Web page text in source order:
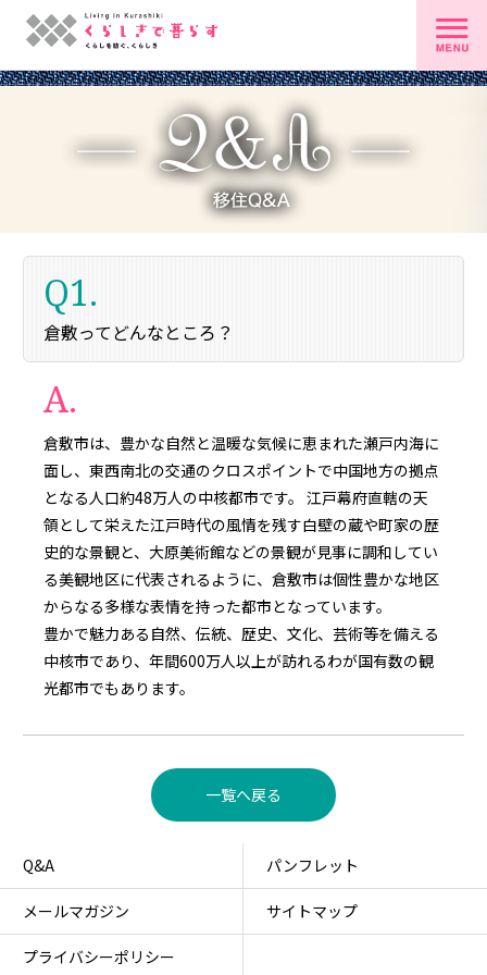
Q1.
倉敷ってどんなところ？
A.
倉敷市は、豊かな自然と温暖な気候に恵まれた瀬戸内海に
面し、東西南北の交通のクロスポイントで中国地方の拠点
となる人口約48万人の中核都市です。 江戸幕府直轄の天
領として栄えた江戸時代の風情を残す白壁の蔵や町家の歴
史的な景観と、大原美術館などの景観が見事に調和してい
る美観地区に代表されるように、倉敷市は個性豊かな地区
からなる多様な表情を持った都市となっています。
豊かで魅力ある自然、伝統、歴史、文化、芸術等を備える
中核市であり、年間600万人以上が訪れるわが国有数の観
光都市でもあります。
一覧へ戻る
Q&A パンフレット
メールマガジン サイトマップ
プライバシーポリシー